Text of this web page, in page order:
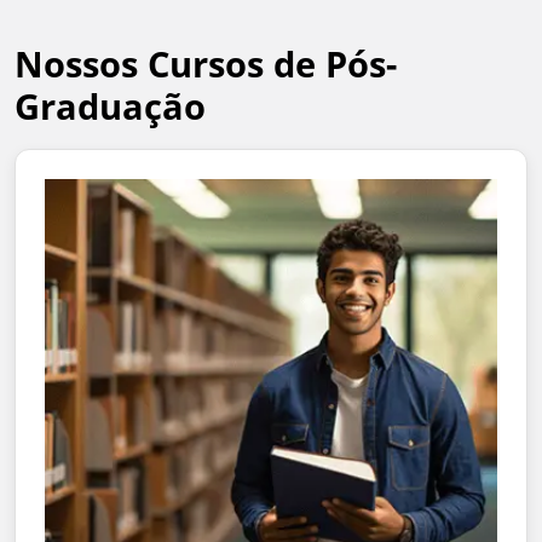
Nossos Cursos de Pós-
Graduação